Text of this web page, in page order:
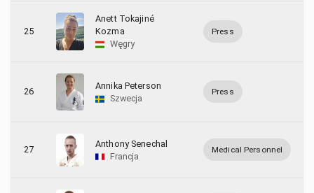
25
Anett Tokajiné
Kozma
Węgry
Press
26
Annika Peterson
Szwecja
Press
27
Anthony Senechal
Francja
Medical Personnel